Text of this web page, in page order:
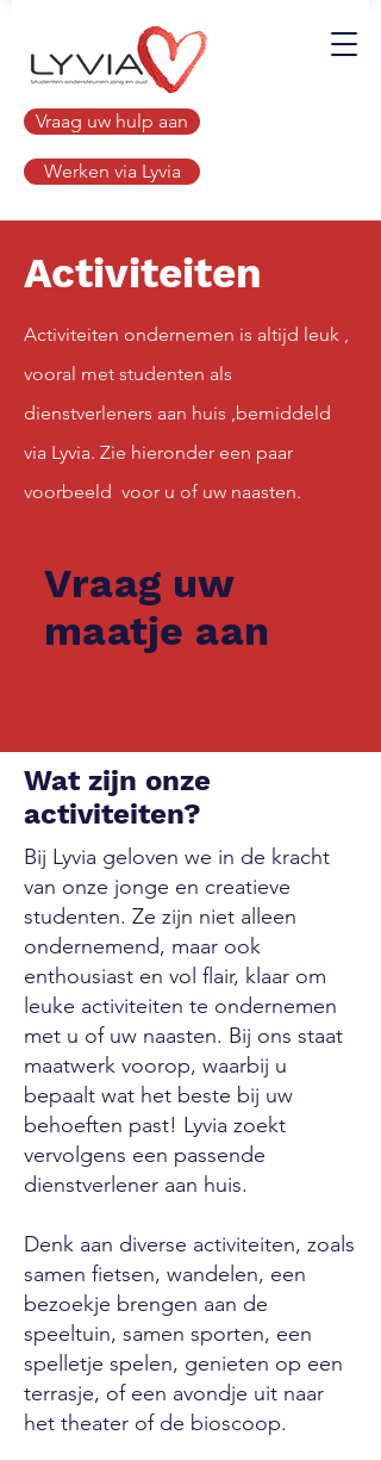
Vraag uw hulp aan
Werken via Lyvia
Activiteiten
Activiteiten ondernemen is altijd leuk ,
vooral met studenten als
dienstverleners aan huis ,bemiddeld
via Lyvia. Zie hieronder een paar
voorbeeld voor u of uw naasten.
Vraag uw
maatje aan
Wat zijn onze
activiteiten?
Bij Lyvia geloven we in de kracht
van onze jonge en creatieve
studenten. Ze zijn niet alleen
ondernemend, maar ook
enthousiast en vol flair, klaar om
leuke activiteiten te ondernemen
met u of uw naasten. Bij ons staat
maatwerk voorop, waarbij u
bepaalt wat het beste bij uw
behoeften past! Lyvia zoekt
vervolgens een passende
dienstverlener aan huis.
Denk aan diverse activiteiten, zoals
samen fietsen, wandelen, een
bezoekje brengen aan de
speeltuin, samen sporten, een
spelletje spelen, genieten op een
terrasje, of een avondje uit naar
het theater of de bioscoop.